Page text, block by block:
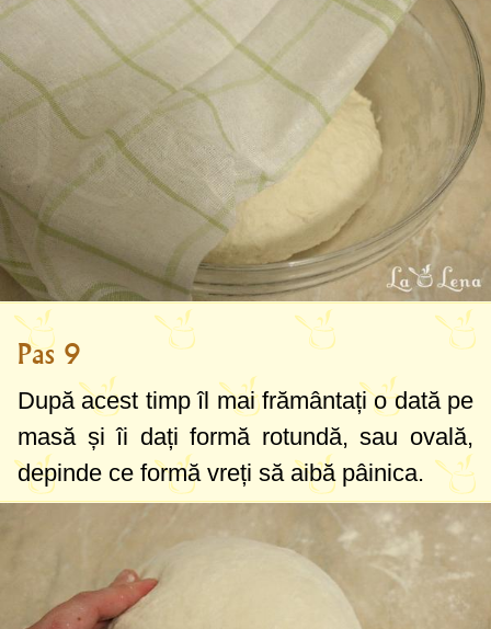
Pas 9
După acest timp îl mai frământați o dată pe
masă și îi dați formă rotundă, sau ovală,
depinde ce formă vreți să aibă pâinica.